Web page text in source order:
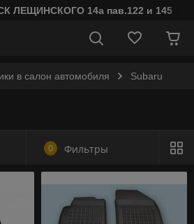
ЛЕЩИНСКОГО 14а пав.122 и 145
в салон автомобиля Subaru
0 Фильтры